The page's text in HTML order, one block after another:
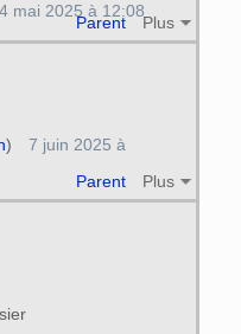
Parent Plus
4 mai 2025 à 12:08
Parent Plus
)
7 juin 2025 à